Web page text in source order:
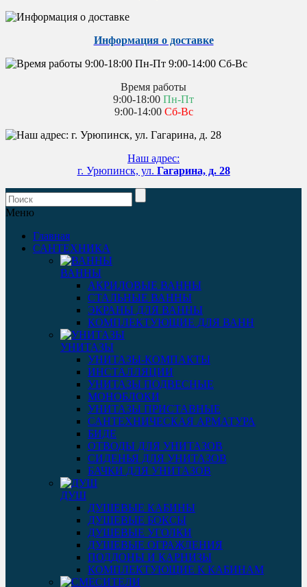
Информация о доставке
Время работы
9:00-18:00 Пн-Пт
9:00-14:00 Сб-Вс
Наш адрес:
г. Урюпинск, ул. Гагарина, д. 28
Меню
Главная
САНТЕХНИКА
ВАННЫ
АКРИЛОВЫЕ ВАННЫ
СТАЛЬНЫЕ ВАННЫ
ЭКРАНЫ ДЛЯ ВАННЫ
КОМПЛЕКТУЮЩИЕ ДЛЯ ВАНН
УНИТАЗЫ
УНИТАЗЫ-КОМПАКТЫ
ИНСТАЛЛЯЦИИ
УНИТАЗЫ ПОДВЕСНЫЕ
МОНОБЛОКИ
УНИТАЗЫ ПРИСТАВНЫЕ
САНТЕХНИЧЕСКАЯ АРМАТУРА
БИДЕ
ОТВОДЫ ДЛЯ УНИТАЗОВ
СИДЕНЬЯ ДЛЯ УНИТАЗОВ
БАЧКИ ДЛЯ УНИТАЗОВ
ДУШ
ДУШЕВЫЕ КАБИНЫ
ДУШЕВЫЕ БОКСЫ
ДУШЕВЫЕ УГОЛКИ
ДУШЕВЫЕ ОГРАЖДЕНИЯ
ПОДДОНЫ И КАРНИЗЫ
КОМПЛЕКТУЮЩИЕ К КАБИНАМ